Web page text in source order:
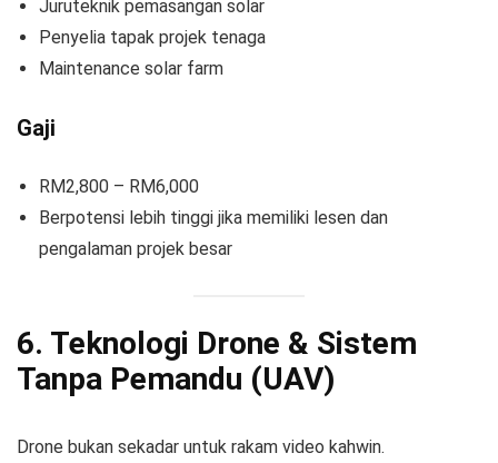
Juruteknik pemasangan solar
Penyelia tapak projek tenaga
Maintenance solar farm
Gaji
RM2,800 – RM6,000
Berpotensi lebih tinggi jika memiliki lesen dan
pengalaman projek besar
6. Teknologi Drone & Sistem
Tanpa Pemandu (UAV)
Drone bukan sekadar untuk rakam video kahwin.